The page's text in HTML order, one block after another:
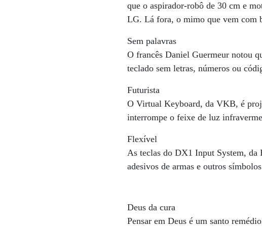
que o aspirador-robô de 30 cm e
LG. Lá fora, o mimo que vem com
Sem palavras
O francês Daniel Guermeur notou
teclado sem letras, números ou
Futurista
O Virtual Keyboard, da VKB, é
interrompe o feixe de luz
Flexível
As teclas do DX1 Input System, da
adesivos de armas e outros
Deus da cura
Pensar em Deus é um santo